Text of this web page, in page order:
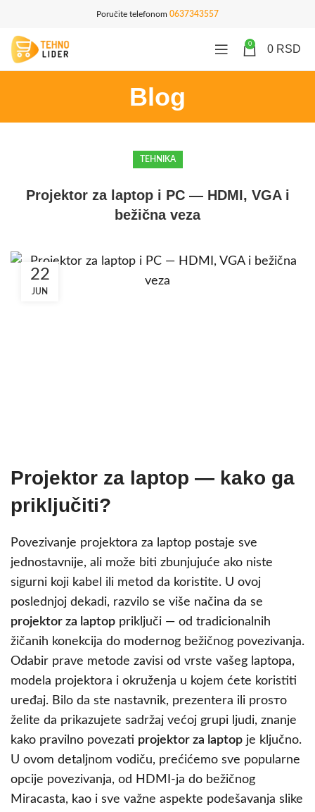
Poručite telefonom 0637343557
0 0 RSD
Blog
TEHNIKA
Projektor za laptop i PC — HDMI, VGA i
bežična veza
22
JUN
Projektor za laptop — kako ga
priključiti?
Povezivanje projektora za laptop postaje sve
jednostavnije, ali može biti zbunjujuće ako niste
sigurni koji kabel ili metod da koristite. U ovoj
poslednjoj dekadi, razvilo se više načina da se
projektor za laptop priključi — od tradicionalnih
žičanih konekcija do modernog bežičnog povezivanja.
Odabir prave metode zavisi od vrste vašeg laptopa,
modela projektora i okruženja u kojem ćete koristiti
uređaj. Bilo da ste nastavnik, prezentera ili prosто
želite da prikazujete sadržaj većoj grupi ljudi, znanje
kako pravilno povezati projektor za laptop je ključno.
U ovom detaljnom vodiču, prećićemo sve popularne
opcije povezivanja, od HDMI-ja do bežičnog
Miracasta, kao i sve važne aspekte podešavanja slike